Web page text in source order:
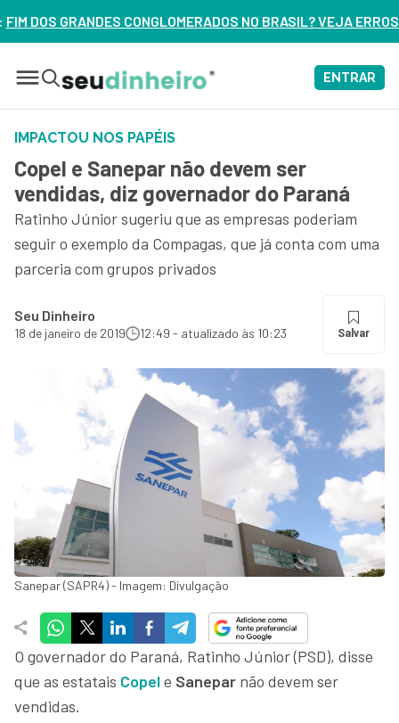
NO BRASIL? VEJA ERROS DE 3 DELES – ASSISTA
ENTRAR
IMPACTOU NOS PAPÉIS
Copel e Sanepar não devem ser
vendidas, diz governador do Paraná
Ratinho Júnior sugeriu que as empresas poderiam
seguir o exemplo da Compagas, que já conta com uma
parceria com grupos privados
Seu Dinheiro
18 de janeiro de 2019 12:49 - atualizado às 10:23 Salvar
Sanepar (SAPR4) - Imagem: Divulgação
O governador do Paraná, Ratinho Júnior (PSD), disse
que as estatais Copele Sanepar não devem ser
vendidas.